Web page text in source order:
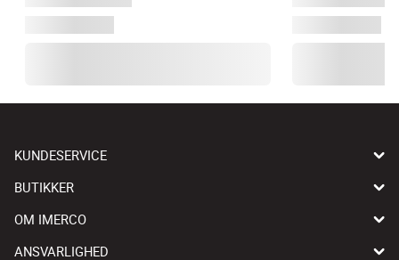
KUNDESERVICE
BUTIKKER
OM IMERCO
ANSVARLIGHED